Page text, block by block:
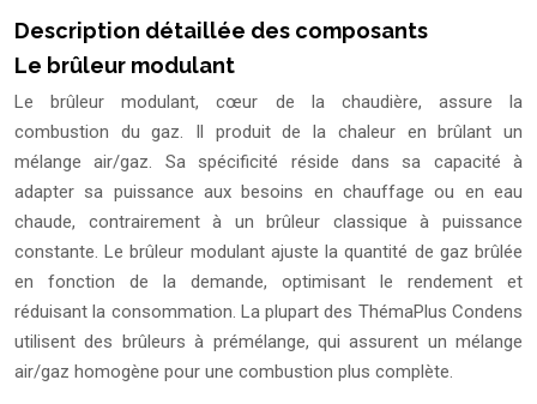
Description détaillée des composants
Le brûleur modulant
Le brûleur modulant, cœur de la chaudière, assure la
combustion du gaz. Il produit de la chaleur en brûlant un
mélange air/gaz. Sa spécificité réside dans sa capacité à
adapter sa puissance aux besoins en chauffage ou en eau
chaude, contrairement à un brûleur classique à puissance
constante. Le brûleur modulant ajuste la quantité de gaz brûlée
en fonction de la demande, optimisant le rendement et
réduisant la consommation. La plupart des ThémaPlus Condens
utilisent des brûleurs à prémélange, qui assurent un mélange
air/gaz homogène pour une combustion plus complète.